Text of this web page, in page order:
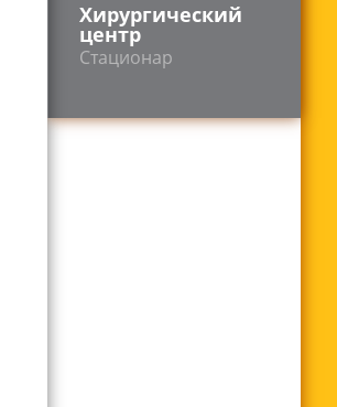
Хирургический
центр
Стационар